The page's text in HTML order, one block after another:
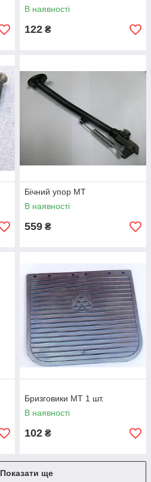
В наявності
122 ₴
Бічний упор МТ
В наявності
559 ₴
Бризговики МТ 1 шт.
В наявності
102 ₴
Показати ще